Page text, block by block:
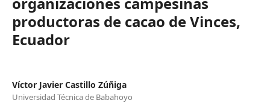
productoras de cacao de Vinces,
Ecuador
Víctor Javier Castillo Zúñiga
Universidad Técnica de Babahoyo